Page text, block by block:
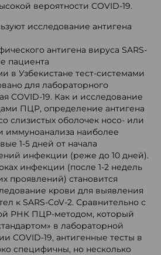
вероятности COVID-19.
исследование антигена
антигена вируса SARS-
пациента
в Узбекистане тест-системами
для лабораторного
COVID-19. Как и исследование
ПЦР, определение антигена
слизистых оболочек носо- или
иммуноанализа наиболее
1-5 дней от начала
инфекции (реже до 10 дней).
инфекции (после 1-2 недель
проявлений) становится
крови для выявления
к SARS-CoV-2. Сравнительно с
РНК ПЦР-методом, который
в лабораторной
COVID-19, антигенные тесты в
специфичны, но несколько